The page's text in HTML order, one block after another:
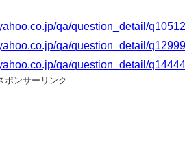
qa/question_detail/
qa/question_detail/
qa/question_detail/
ポンサーリンク